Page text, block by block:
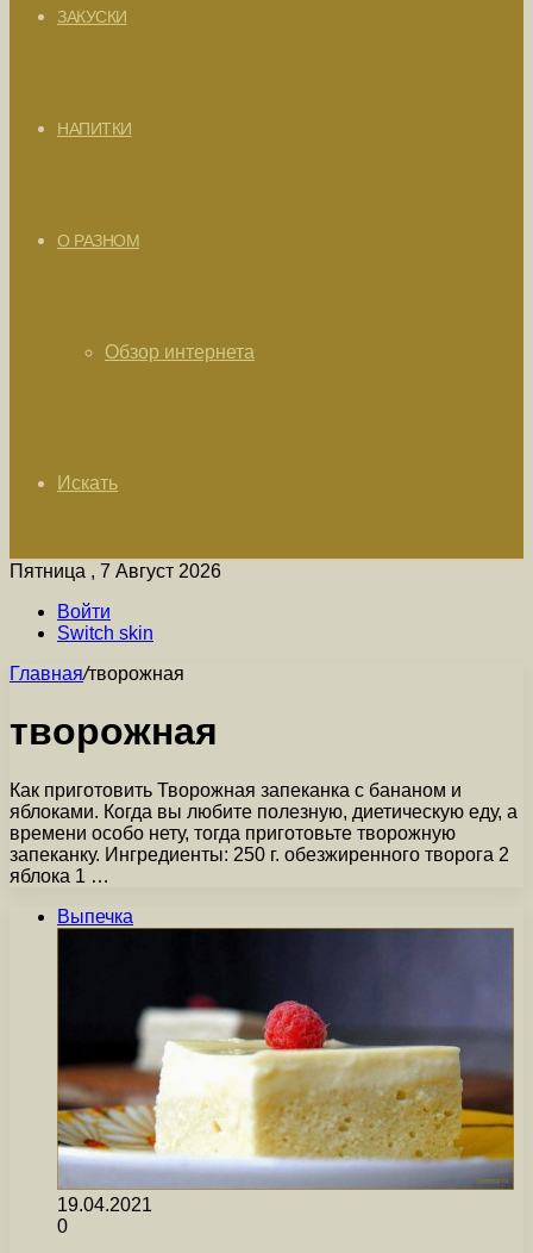
ЗАКУСКИ
НАПИТКИ
О РАЗНОМ
Обзор интернета
Искать
Пятница , 7 Август 2026
Войти
Switch skin
Главная/творожная
творожная
Как приготовить Творожная запеканка с бананом и
яблоками. Когда вы любите полезную, диетическую еду, а
времени особо нету, тогда приготовьте творожную
запеканку. Ингредиенты: 250 г. обезжиренного творога 2
яблока 1 …
Выпечка
19.04.2021
0